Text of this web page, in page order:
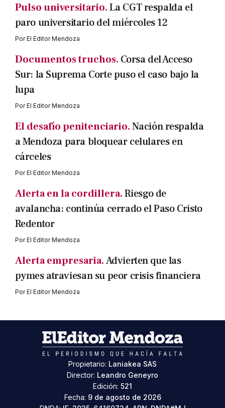
Pulso universitario.La CGT respalda el
paro universitario del miércoles 12
PorEl Editor Mendoza
Documentos truchos. Corsa del Acceso
Sur: la Suprema Corte puso el caso bajo la
lupa
PorEl Editor Mendoza
El desafío penitenciario.Nación respalda
a Mendoza para bloquear celulares en
cárceles
PorEl Editor Mendoza
Alerta en la cordillera.Riesgo de
avalancha: continúa cerrado el Paso Cristo
Redentor
PorEl Editor Mendoza
Alerta empresaria.Advierten que las
pymes atraviesan su peor crisis financiera
PorEl Editor Mendoza
Propietario: Laniakea SAS
Director: Leandro Geneyro
Edición: 521
Fecha: 9 de agosto de 2026